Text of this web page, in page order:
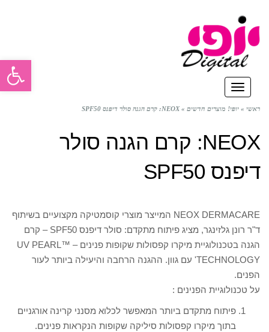
תפריט
ראשי » יופי! מוצרים חדשים » NEOX: קרם הגנה סולר דיפנס SPF50
NEOX: קרם הגנה סולר
דיפנס SPF50
NEOX DERMACARE המייצר מוצרי קוסמטיקה מקצועיים בשיתוף
ד"ר רונן גלזינגר, מציג פיתוח מתקדם: סולר דיפנס SPF50 – קרם
הגנה בטכנולוגיית מיקרו קפסולות שקופות פנינים – UV PEARL™
TECHNOLOGY' עם גוון. ההגנה הרחבה והיעילה ביותר לעור
הפנים.
על טכנולוגיית הפנינים :
פיתוח מתקדם ביותר המאפשר לכלוא מסנני קרינה אורגניים
בתוך מיקרו קפסולות סיליקה שקופות הנקראות פנינים.
פתח